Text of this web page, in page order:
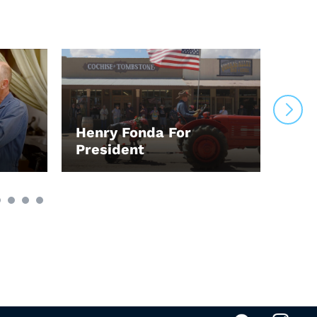
Henry Fonda For
President
LEIHEN